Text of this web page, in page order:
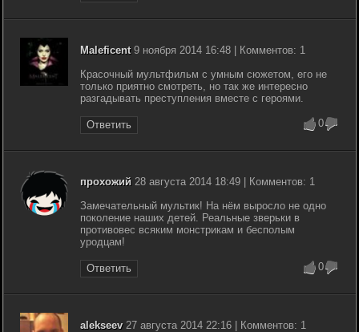
Maleficent9 ноября 2014 16:48 | Комментов: 1
Красочный мультфильм с умным сюжетом, его не
только приятно смотреть, но так же интересно
разгадывать преступления вместе с героями.
Ответить 0
прохожий 28 августа 2014 18:49 | Комментов: 1
Замечательный мультик! На нём выросло не одно
поколение наших детей. Реальные зверьки в
противовес всяким монстрикам и бесполым
уродцам!
Ответить 0
alekseev27 августа 2014 22:16 | Комментов: 1